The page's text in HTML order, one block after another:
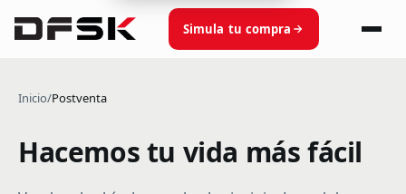
Simula tu compra
Inicio/Postventa
Hacemos tu vida más fácil